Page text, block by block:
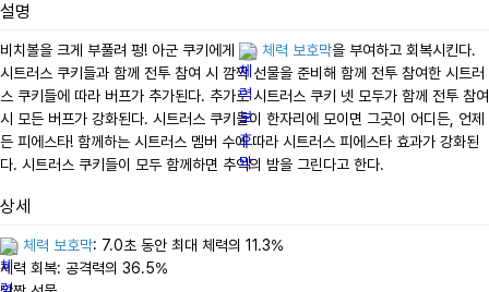
설명
비치볼을 크게 부풀려 펑! 아군 쿠키에게 체력 보호막을 부여하고 회복시킨다.
시트러스 쿠키들과 함께 전투 참여 시 깜짝 선물을 준비해 함께 전투 참여한 시트러
스 쿠키들에 따라 버프가 추가된다. 추가로 시트러스 쿠키 넷 모두가 함께 전투 참여
시 모든 버프가 강화된다. 시트러스 쿠키들이 한자리에 모이면 그곳이 어디든, 언제
든 피에스타! 함께하는 시트러스 멤버 수에 따라 시트러스 피에스타 효과가 강화된
다. 시트러스 쿠키들이 모두 함께하면 추억의 밤을 그린다고 한다.
상세
체력 보호막: 7.0초 동안 최대 체력의 11.3%
체력 회복: 공격력의 36.5%